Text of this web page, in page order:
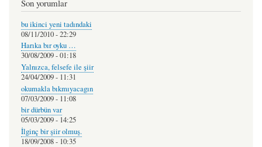
Son yorumlar
bu ikinci yeni tadındaki
08/11/2010 - 22:29
Harıka bır oyku …
30/08/2009 - 01:18
Yalnızca, felsefe ile şiir
24/04/2009 - 11:31
okumakla bıkmıyacagın
07/03/2009 - 11:08
bir dürbün var
05/03/2009 - 14:25
İlginç bir şiir olmuş.
18/09/2008 - 10:35